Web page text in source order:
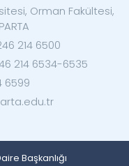
Orman Fakültesi,
214 6500
214 6534-6535
6599
Başkanlığı